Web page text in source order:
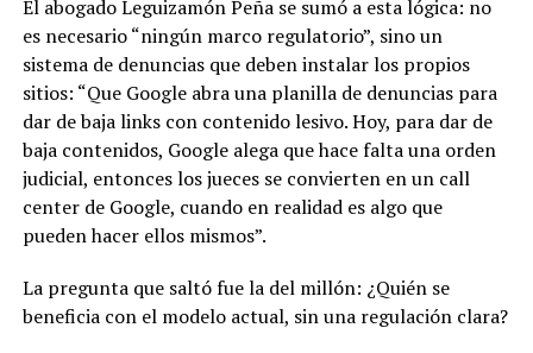
El abogado Leguizamón Peña se sumó a esta lógica: no
es necesario “ningún marco regulatorio”, sino un
sistema de denuncias que deben instalar los propios
sitios: “Que Google abra una planilla de denuncias para
dar de baja links con contenido lesivo. Hoy, para dar de
baja contenidos, Google alega que hace falta una orden
judicial, entonces los jueces se convierten en un call
center de Google, cuando en realidad es algo que
pueden hacer ellos mismos”.
La pregunta que saltó fue la del millón: ¿Quién se
beneficia con el modelo actual, sin una regulación clara?